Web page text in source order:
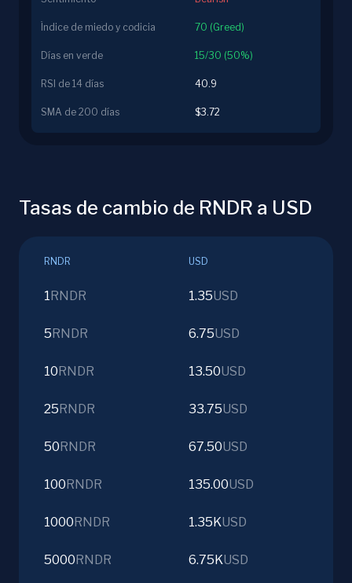
Índice de miedo y codicia 70 (Greed)
Días en verde 15/30 (50%)
RSI de 14 días 40.9
SMA de 200 días $3.72
Tasas de cambio de RNDR a USD
RNDR USD
1 RNDR 1.35USD
5 RNDR 6.75USD
10 RNDR 13.50USD
25 RNDR 33.75USD
50 RNDR 67.50USD
100 RNDR 135.00USD
1000 RNDR 1.35KUSD
5000 RNDR 6.75KUSD